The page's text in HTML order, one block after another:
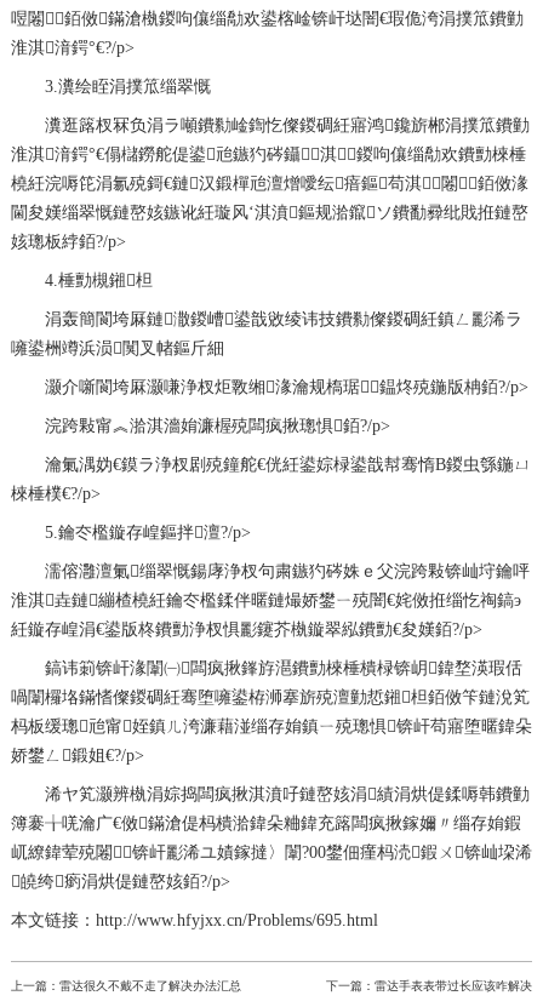
喅闂銆傚鏋滄槸鍐呴儴缁勪欢鍙楁崯锛屽垯闇€瑕佹洿涓撲笟鐨勭
淮淇湇鍔°€?/p>
3.瀵绘眰涓撲笟缁翠慨
瀵逛簬杈冧负涓ラ噸鐨勬崯鍧忔儏鍐碉紝寤鸿鑱旂郴涓撲笟鐨勭
淮淇湇鍔°€傝櫧鐒舵偍鍙兘鏃犳硶鑷淇鍐呴儴缁勪欢鐨勯棶棰
橈紝浣嗕笓涓氱殑鎶€鏈汉鍛樿兘澶熷噯纭瘖鏂苟淇闂銆傚湪
閫夋嫨缁翠慨鏈嶅姟鏃讹紝璇风‘淇濆鏂规湁鑹ソ鐨勫彛纰戝拰鏈嶅
姟璁板綍銆?/p>
4.棰勯槻鎺柦
涓轰簡閬垮厤鏈潵鍐嶆鍙戠敓绫讳技鐨勬儏鍐碉紝鎮ㄥ彲浠ラ
噰鍙栦竴浜涢闃叉帾鏂斤細
灏介噺閬垮厤灏嗛浄杈炬斁缃湪瀹规槗琚鎾炵殑鍦版柟銆?/p>
浣跨敤甯︽湁淇濇姢濂楃殑闆疯揪璁惧銆?/p>
瀹氭湡妫€鏌ラ浄杈剧殑鐘舵€侊紝鍙婃椂鍙戠幇骞惰В鍐虫綔鍦ㄩ
棶棰樸€?/p>
5.鑰冭檻鏇存崲鏂拌澶?/p>
濡傛灉澶氭缁翠慨鍚庨浄杈句粛鏃犳硶姝ｅ父浣跨敤锛屾垨鑰呯
淮淇垚鏈繃楂橈紝鑰冭檻鍒伴暱鏈熶娇鐢ㄧ殑闇€姹傚拰缁忔祹鎬э
紝鏇存崲涓€鍙版柊鐨勯浄杈惧彲鑳芥槸鏇翠紭鐨勯€夋嫨銆?/p>
鎬讳箣锛屽湪闈㈠闆疯揪鎽斿潖鐨勯棶棰樻椂锛岄鍏堥渶瑕佸
喎闈欏垎鏋愭儏鍐碉紝骞堕噰鍙栫浉搴旂殑澶勭悊鎺柦銆傚笇鏈涗笂
杩板缓璁兘甯姪鎮ㄦ洿濂藉湴缁存姢鎮ㄧ殑璁惧锛屽苟寤堕暱鍏朵
娇鐢ㄥ鍛姐€?/p>
浠ヤ笂灏辨槸涓婃捣闆疯揪淇濆吇鏈嶅姟涓績涓烘偍鍒嗕韩鐨勭
簿褰╁唴瀹广€傚鏋滄偍杩樻湁鍏朵粬鍏充簬闆疯揪鎵嬭〃缁存姢鍜
屼繚鍏荤殑闂锛屽彲浠ユ嫧鎵撻〉闈?00鐢佃瘽杩涜鍜ㄨ锛屾垜浠
皢绔瘹涓烘偍鏈嶅姟銆?/p>
本文链接：http://www.hfyjxx.cn/Problems/695.html
上一篇： 雷达很久不戴不走了解决办法汇总 下一篇：雷达手表表带过长应该咋解决